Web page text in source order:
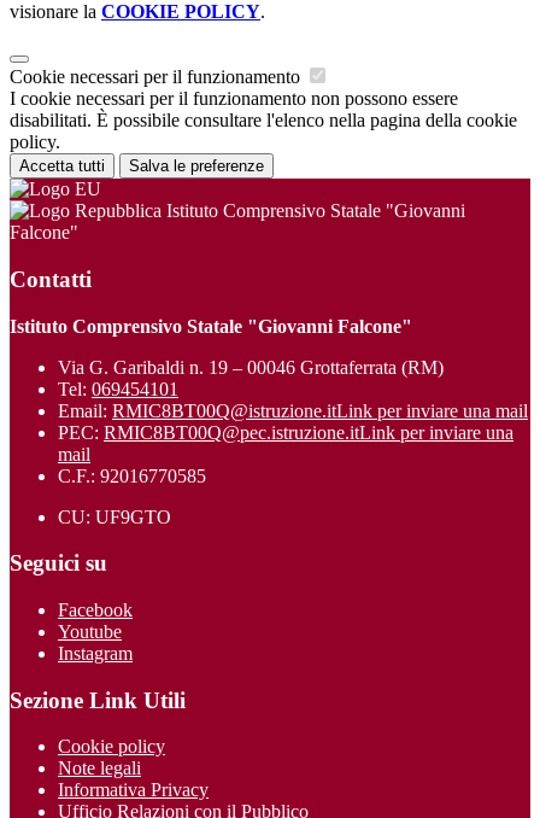
visionare la COOKIE POLICY.
Cookie necessari per il funzionamento
I cookie necessari per il funzionamento non possono essere
disabilitati. È possibile consultare l'elenco nella pagina della cookie
policy.
Accetta tutti Salva le preferenze
Istituto Comprensivo Statale "Giovanni
Falcone"
Contatti
Istituto Comprensivo Statale "Giovanni Falcone"
Via G. Garibaldi n. 19 – 00046 Grottaferrata (RM)
Tel: 069454101
Email: RMIC8BT00Q@istruzione.itLink per inviare una mail
PEC: RMIC8BT00Q@pec.istruzione.itLink per inviare una
mail
C.F.: 92016770585
CU: UF9GTO
Seguici su
Facebook
Youtube
Instagram
Sezione Link Utili
Cookie policy
Note legali
Informativa Privacy
Ufficio Relazioni con il Pubblico